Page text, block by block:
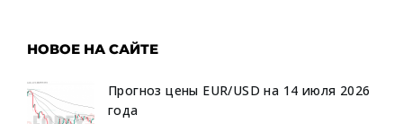
НОВОЕ НА САЙТЕ
Прогноз цены EUR/USD на 14 июля 2026
года